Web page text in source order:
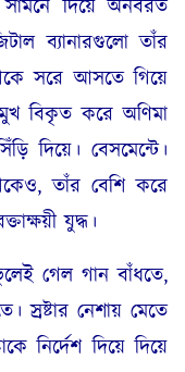
দিয়ে অনবরত
ব্যানারগুলো তাঁর
সরে আসতে গিয়ে
বিকৃত করে অণিমা
দিয়ে। বেসমেন্টে।
তাঁর বেশি করে
যুদ্ধ।
গেল গান বাঁধতে,
স্রষ্টার নেশায় মেতে
নির্দেশ দিয়ে দিয়ে